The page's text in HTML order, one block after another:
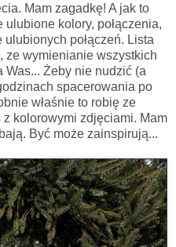
Mam zagadkę! A jak to
kolory, połączenia,
ulubionych połączeń. Lista
ze wymienianie wszystkich
Was... Żeby nie nudzić (a
spacerowania po
właśnie to robię ze
kolorowymi zdjęciami. Mam
Być może zainspirują...